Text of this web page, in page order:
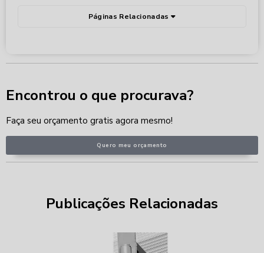
Páginas Relacionadas
Encontrou o que procurava?
Faça seu orçamento gratis agora mesmo!
Quero meu orçamento
Publicações Relacionadas